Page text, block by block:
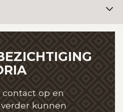
contact op en
kunnen